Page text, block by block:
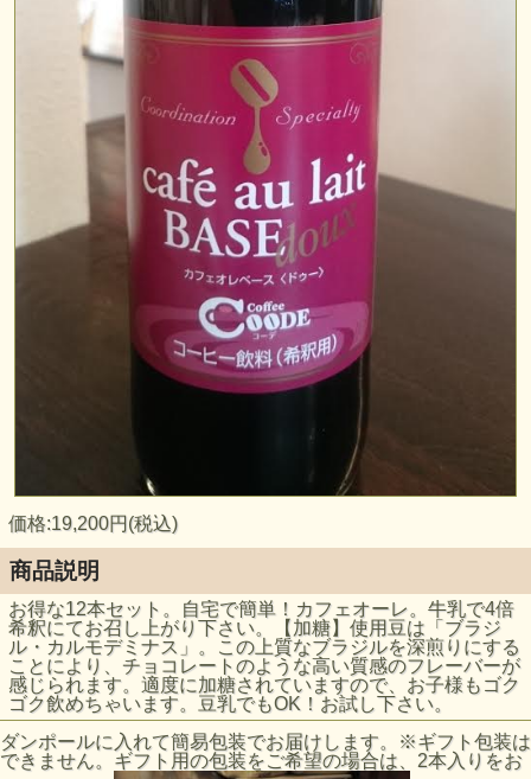
価格:19,200円(税込)
商品説明
お得な12本セット。自宅で簡単！カフェオーレ。牛乳で4倍
希釈にてお召し上がり下さい。【加糖】使用豆は「ブラジ
ル・カルモデミナス」。この上質なブラジルを深煎りにする
ことにより、チョコレートのような高い質感のフレーバーが
感じられます。適度に加糖されていますので、お子様もゴク
ゴク飲めちゃいます。豆乳でもOK！お試し下さい。
ダンポールに入れて簡易包装でお届けします。※ギフト包装は
できません。ギフト用の包装をご希望の場合は、2本入りをお